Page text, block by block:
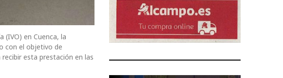
en Cuenca, la
con el objetivo de
esta prestación en las